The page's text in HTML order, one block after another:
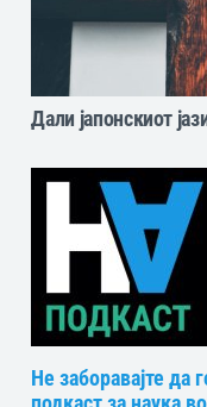
Дали јапонскиот
Не заборавајте да